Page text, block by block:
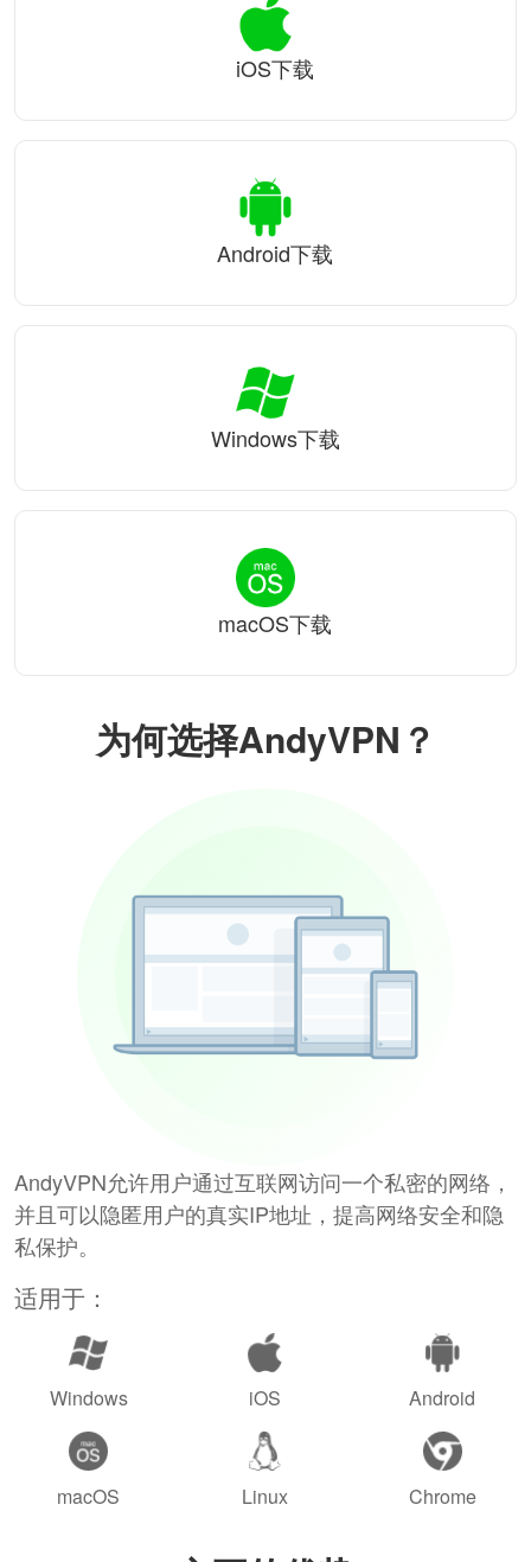
为何选择AndyVPN？
AndyVPN允许用户通过互联网访问一个私密的网络，
并且可以隐匿用户的真实IP地址，提高网络安全和隐
私保护。
适用于：
Windows iOS Android
macOS Linux Chrome
iOS下载
Android下载
Windows下载
macOS下载